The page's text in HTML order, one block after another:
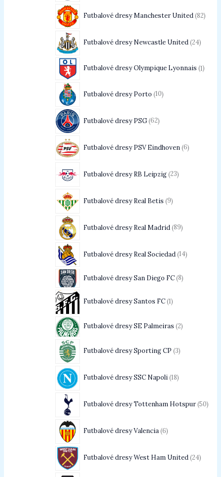
Futbalové dresy Manchester United 82
Futbalové dresy Newcastle United 24
Futbalové dresy Olympique Lyonnais 1
Futbalové dresy Porto 10
Futbalové dresy PSG 62
Futbalové dresy PSV Eindhoven 6
Futbalové dresy RB Leipzig 23
Futbalové dresy Real Betis 9
Futbalové dresy Real Madrid 89
Futbalové dresy Real Sociedad 14
Futbalové dresy San Diego FC 8
Futbalové dresy Santos FC 1
Futbalové dresy SE Palmeiras 2
Futbalové dresy Sporting CP 3
Futbalové dresy SSC Napoli 18
Futbalové dresy Tottenham Hotspur 50
Futbalové dresy Valencia 6
Futbalové dresy West Ham United 24